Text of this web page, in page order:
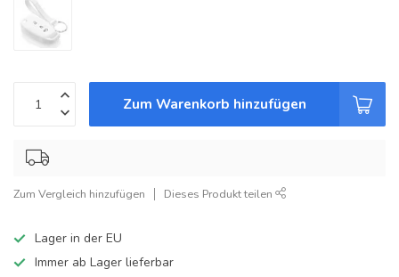
Zum Warenkorb hinzufügen
Zum Vergleich hinzufügen Dieses Produkt teilen
Lager in der EU
Immer ab Lager lieferbar